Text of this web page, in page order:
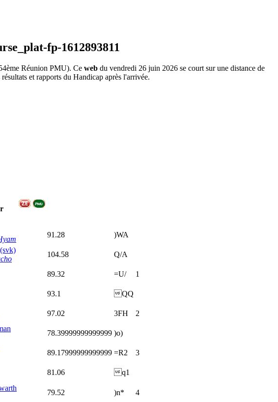
Réunion PMU). Ce web du vendredi 26 juin 2026 se court sur une distance de
et rapports du Handicap après l'arrivée.
91.28 )WA
104.58 Q/A
89.32 =U/ 1
93.1 QQ
97.02 3FH 2
78.39999999999999 )o)
89.17999999999999 =R2 3
81.06 q1
79.52 )n* 4